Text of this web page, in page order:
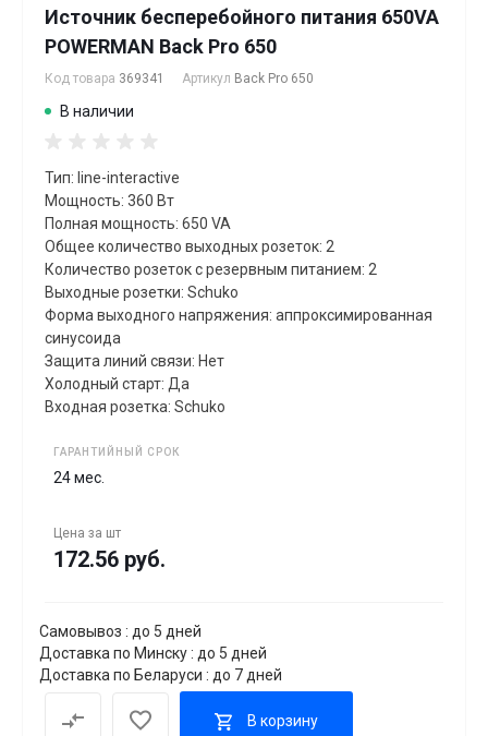
Источник бесперебойного питания 650VA
POWERMAN Back Pro 650
Код товара 369341 Артикул Back Pro 650
В наличии
Тип: line-interactive
Мощность: 360 Вт
Полная мощность: 650 VA
Общее количество выходных розеток: 2
Количество розеток с резервным питанием: 2
Выходные розетки: Schuko
Форма выходного напряжения: аппроксимированная
синусоида
Защита линий связи: Нет
Холодный старт: Да
Входная розетка: Schuko
ГАРАНТИЙНЫЙ СРОК
24 мес.
Цена за шт
172.56 руб.
Самовывоз : до 5 дней
Доставка по Минску : до 5 дней
Доставка по Беларуси : до 7 дней
В корзину